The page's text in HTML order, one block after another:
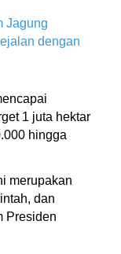
Jagung
dengan
1 juta hektar
hingga
merupakan
dan
Presiden